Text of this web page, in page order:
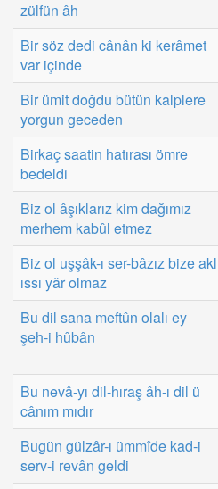
zülfün âh
Bir söz dedi cânân ki kerâmet
var içinde
Bir ümit doğdu bütün kalplere
yorgun geceden
Birkaç saatin hatırası ömre
bedeldi
Biz ol âşıklarız kim dağımız
merhem kabûl etmez
Biz ol uşşâk-ı ser-bâzız bize akl
ıssı yâr olmaz
Bu dil sana meftûn olalı ey
şeh-i hûbân
Bu nevâ-yı dil-hıraş âh-ı dil ü
cânım mıdır
Bugün gülzâr-ı ümmîde kad-i
serv-i revân geldi